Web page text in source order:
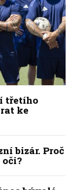
třetího
ke
bizár. Proč